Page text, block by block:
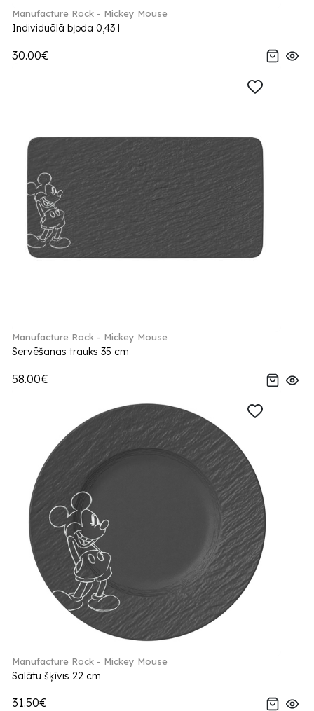
Manufacture Rock - Mickey Mouse
Individuālā bļoda 0,43 l
30.00€
Manufacture Rock - Mickey Mouse
Servēšanas trauks 35 cm
58.00€
Manufacture Rock - Mickey Mouse
Salātu šķīvis 22 cm
31.50€